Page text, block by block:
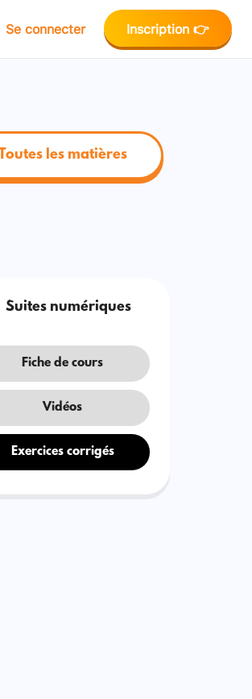
Se connecter Inscription 👉
Toutes les matières
Suites numériques
Fiche de cours
Vidéos
Exercices corrigés